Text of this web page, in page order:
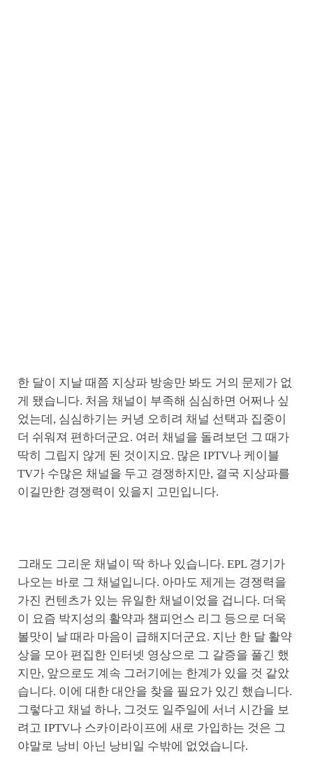
한 달이 지날 때쯤 지상파 방송만 봐도 거의 문제가 없
게 됐습니다. 처음 채널이 부족해 심심하면 어쩌나 싶
었는데, 심심하기는 커녕 오히려 채널 선택과 집중이
더 쉬워져 편하더군요. 여러 채널을 돌려보던 그 때가
딱히 그립지 않게 된 것이지요. 많은 IPTV나 케이블
TV가 수많은 채널을 두고 경쟁하지만, 결국 지상파를
이길만한 경쟁력이 있을지 고민입니다.
그래도 그리운 채널이 딱 하나 있습니다. EPL 경기가
나오는 바로 그 채널입니다. 아마도 제게는 경쟁력을
가진 컨텐츠가 있는 유일한 채널이었을 겁니다. 더욱
이 요즘 박지성의 활약과 챔피언스 리그 등으로 더욱
볼맛이 날 때라 마음이 급해지더군요. 지난 한 달 활약
상을 모아 편집한 인터넷 영상으로 그 갈증을 풀긴 했
지만, 앞으로도 계속 그러기에는 한계가 있을 것 같았
습니다. 이에 대한 대안을 찾을 필요가 있긴 했습니다.
그렇다고 채널 하나, 그것도 일주일에 서너 시간을 보
려고 IPTV나 스카이라이프에 새로 가입하는 것은 그
야말로 낭비 아닌 낭비일 수밖에 없었습니다.